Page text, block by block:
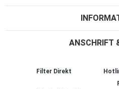
ANSCHRIFT
Filter Direkt